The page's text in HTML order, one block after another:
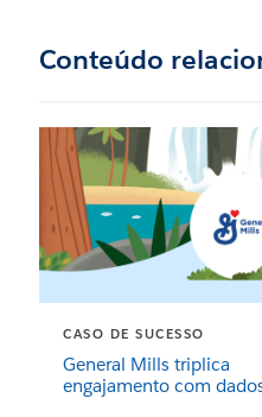
Conteúdo
CASO DE SUCESSO
General Mills triplica
engajamento com